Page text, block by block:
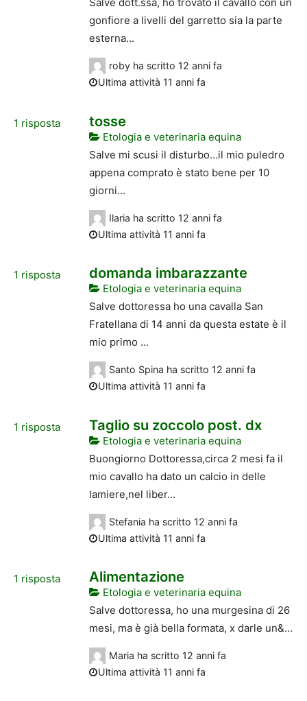
gonfiore a livelli del garretto sia la parte
esterna...
robyha scritto 12 anni fa
Ultima attività 11 anni fa
1 risposta tosse
Etologia e veterinaria equina
Salve mi scusi il disturbo…il mio puledro
appena comprato è stato bene per 10
giorni...
Ilaria ha scritto 12 anni fa
Ultima attività 11 anni fa
1 risposta domanda imbarazzante
Etologia e veterinaria equina
Salve dottoressa ho una cavalla San
Fratellana di 14 anni da questa estate è il
mio primo ...
Santo Spina ha scritto 12 anni fa
Ultima attività 11 anni fa
1 risposta Taglio su zoccolo post. dx
Etologia e veterinaria equina
Buongiorno Dottoressa,circa 2 mesi fa il
mio cavallo ha dato un calcio in delle
lamiere,nel liber...
Stefania ha scritto 12 anni fa
Ultima attività 11 anni fa
1 risposta Alimentazione
Etologia e veterinaria equina
Salve dottoressa, ho una murgesina di 26
mesi, ma è già bella formata, x darle un&...
Maria ha scritto 12 anni fa
Ultima attività 11 anni fa